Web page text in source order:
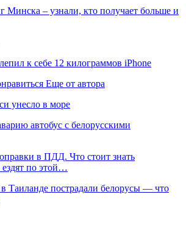
Минска – узнали, кто получает больше и
к себе 12 килограммов iPhone
Еще от автора
унесло в море
автобус с белорусскими
в ПДД. Что стоит знать
ездят по этой…
Таиланде пострадали белорусы — что